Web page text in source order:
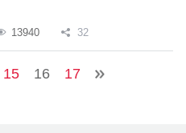
13940 32
15 16 17